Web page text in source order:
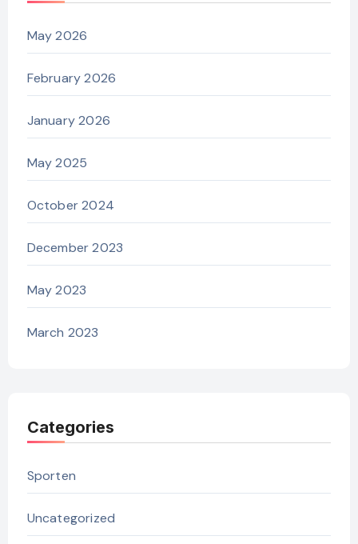
May 2026
February 2026
January 2026
May 2025
October 2024
December 2023
May 2023
March 2023
Categories
Sporten
Uncategorized